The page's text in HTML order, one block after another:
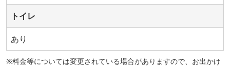
トイレ
あり
※料金等については変更されている場合がありますので、お出かけ